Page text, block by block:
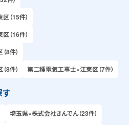
（15件）
（16件）
8件）
8件）
第二種電気工事士×江東区（7件）
埼玉県×株式会社きんでん（23件）